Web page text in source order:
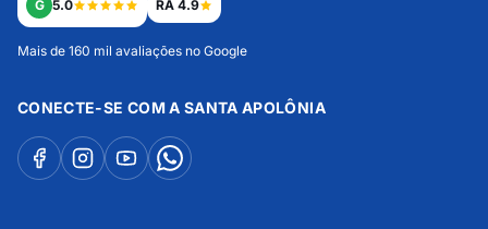
G 5.0 RA 4.9
Mais de 160 mil avaliações no Google
CONECTE-SE COM A SANTA APOLÔNIA